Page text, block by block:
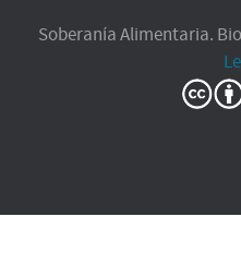
Soberanía Alimentaria.